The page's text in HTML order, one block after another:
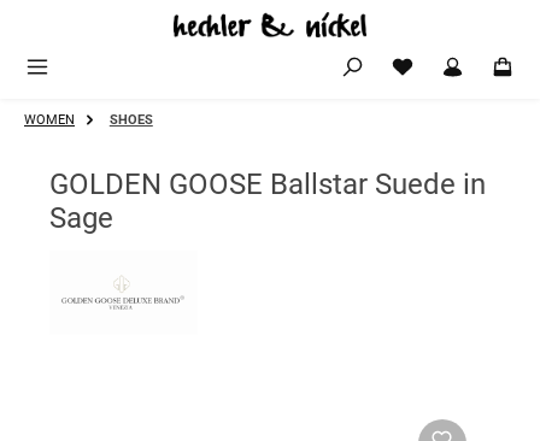
Zum Hauptinhalt springen
WOMEN SHOES
GOLDEN GOOSE Ballstar Suede in
Sage